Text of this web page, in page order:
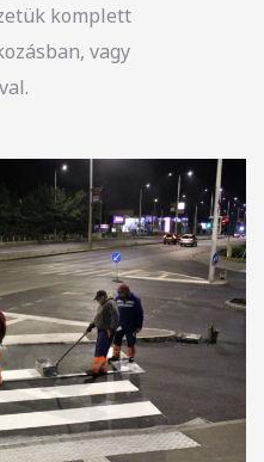
komplett
vagy